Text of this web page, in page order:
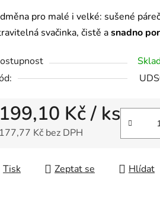
pro malé i velké: sušené
svačinka, čistě asnadno
199,10 Kč/ ks
177,77 Kč bez DPH
Tisk Zeptat se Hlídat